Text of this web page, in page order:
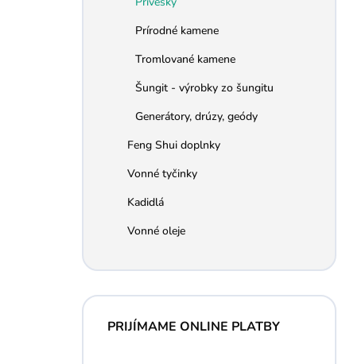
Prírodné kamene
Tromlované kamene
Šungit - výrobky zo šungitu
Generátory, drúzy, geódy
Feng Shui doplnky
Vonné tyčinky
Kadidlá
Vonné oleje
PRIJÍMAME ONLINE PLATBY